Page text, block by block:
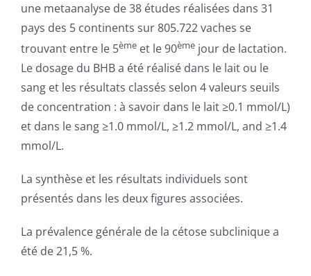
une metaanalyse de 38 études réalisées dans 31
pays des 5 continents sur 805.722 vaches se
trouvant entre le 5èmeet le 90èmejour de lactation.
Le dosage du BHB a été réalisé dans le lait ou le
sang et les résultats classés selon 4 valeurs seuils
de concentration : à savoir dans le lait ≥0.1 mmol/L)
et dans le sang ≥1.0 mmol/L, ≥1.2 mmol/L, and ≥1.4
mmol/L.
La synthèse et les résultats individuels sont
présentés dans les deux figures associées.
La prévalence générale de la cétose subclinique a
été de 21,5 %.